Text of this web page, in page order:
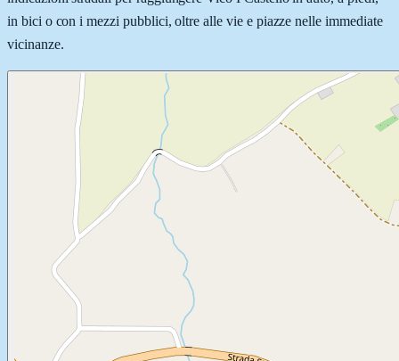
in bici o con i mezzi pubblici, oltre alle vie e piazze nelle immediate
vicinanze.